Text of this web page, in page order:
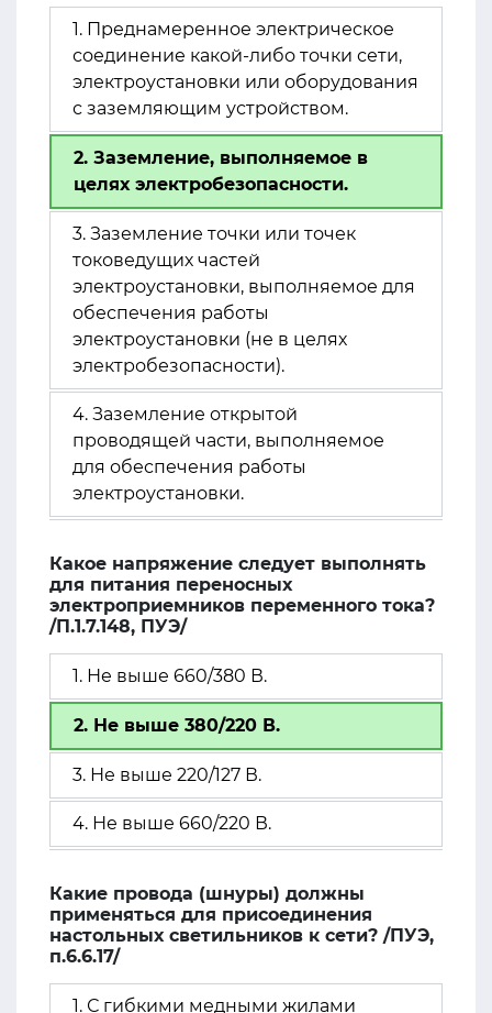
1. Преднамеренное электрическое
соединение какой-либо точки сети,
электроустановки или оборудования
с заземляющим устройством.
2. Заземление, выполняемое в
целях электробезопасности.
3. Заземление точки или точек
токоведущих частей
электроустановки, выполняемое для
обеспечения работы
электроустановки (не в целях
электробезопасности).
4. Заземление открытой
проводящей части, выполняемое
для обеспечения работы
электроустановки.
Какое напряжение следует выполнять
для питания переносных
электроприемников переменного тока?
/П.1.7.148, ПУЭ/
1. Не выше 660/380 В.
2. Не выше 380/220 В.
3. Не выше 220/127 В.
4. Не выше 660/220 В.
Какие провода (шнуры) должны
применяться для присоединения
настольных светильников к сети? /ПУЭ,
п.6.6.17/
1. С гибкими медными жилами